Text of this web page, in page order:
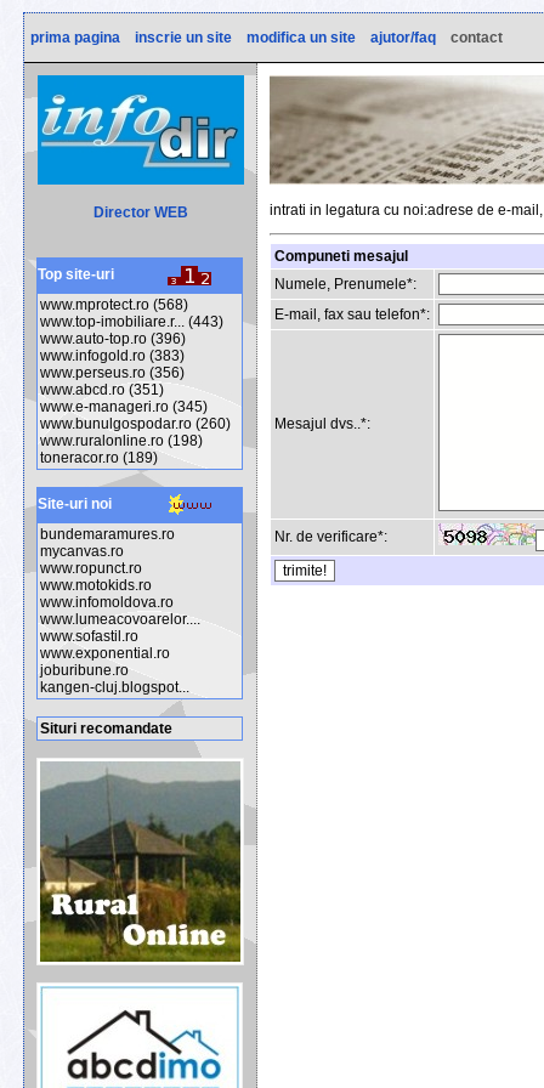
prima pagina inscrie un site modifica un site ajutor/faq contact
Director WEB
Top site-uri
www.mprotect.ro (568)
www.top-imobiliare.r... (443)
www.auto-top.ro (396)
www.infogold.ro (383)
www.perseus.ro (356)
www.abcd.ro (351)
www.e-manageri.ro (345)
www.bunulgospodar.ro (260)
www.ruralonline.ro (198)
toneracor.ro (189)
Site-uri noi
bundemaramures.ro
mycanvas.ro
www.ropunct.ro
www.motokids.ro
www.infomoldova.ro
www.lumeacovoarelor....
www.sofastil.ro
www.exponential.ro
joburibune.ro
kangen-cluj.blogspot...
Situri recomandate
intrati in legatura cu noi:adrese de e-
Compuneti mesajul
Numele, Prenumele*:
E-mail, fax sau telefon*:
Mesajul dvs..*:
Nr. de verificare*: